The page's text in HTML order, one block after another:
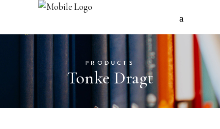
PRODUCTS
Tonke Dragt